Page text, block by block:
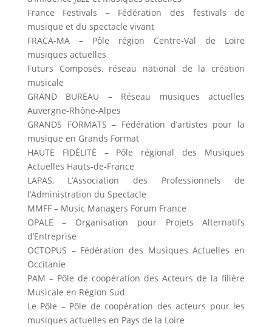
France Festivals – Fédération des festivals de
musique et du spectacle vivant
FRACA-MA – Pôle région Centre-Val de Loire
musiques actuelles
Futurs Composés, réseau national de la création
musicale
GRAND BUREAU – Réseau musiques actuelles
Auvergne-Rhône-Alpes
GRANDS FORMATS – Fédération d’artistes pour la
musique en Grands Format
HAUTE FIDÉLITÉ – Pôle régional des Musiques
Actuelles Hauts-de-France
LAPAS, L’Association des Professionnels de
l’Administration du Spectacle
MMFF – Music Managers Forum France
OPALE – Organisation pour Projets Alternatifs
d’Entreprise
OCTOPUS – Fédération des Musiques Actuelles en
Occitanie
PAM – Pôle de coopération des Acteurs de la filière
Musicale en Région Sud
Le Pôle – Pôle de coopération des acteurs pour les
musiques actuelles en Pays de la Loire